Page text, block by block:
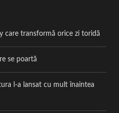
care transformă orice zi toridă
se poartă
l-a lansat cu mult înaintea